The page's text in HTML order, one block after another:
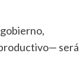
será